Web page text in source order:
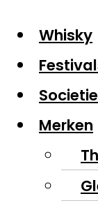
Whisky
Merken